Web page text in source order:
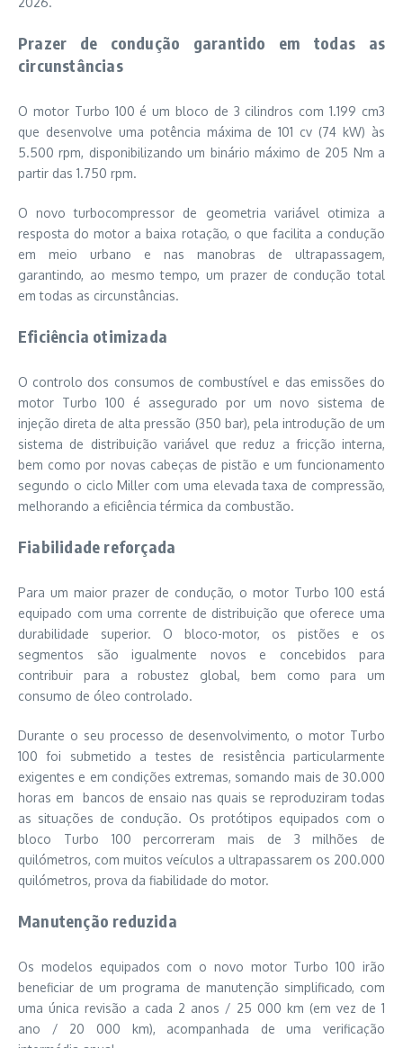
Prazer de condução garantido em todas as
circunstâncias
O motor Turbo 100 é um bloco de 3 cilindros com 1.199 cm3
que desenvolve uma potência máxima de 101 cv (74 kW) às
5.500 rpm, disponibilizando um binário máximo de 205 Nm a
partir das 1.750 rpm.
O novo turbocompressor de geometria variável otimiza a
resposta do motor a baixa rotação, o que facilita a condução
em meio urbano e nas manobras de ultrapassagem,
garantindo, ao mesmo tempo, um prazer de condução total
em todas as circunstâncias.
Eficiência otimizada
O controlo dos consumos de combustível e das emissões do
motor Turbo 100 é assegurado por um novo sistema de
injeção direta de alta pressão (350 bar), pela introdução de um
sistema de distribuição variável que reduz a fricção interna,
bem como por novas cabeças de pistão e um funcionamento
segundo o ciclo Miller com uma elevada taxa de compressão,
melhorando a eficiência térmica da combustão.
Fiabilidade reforçada
Para um maior prazer de condução, o motor Turbo 100 está
equipado com uma corrente de distribuição que oferece uma
durabilidade superior. O bloco-motor, os pistões e os
segmentos são igualmente novos e concebidos para
contribuir para a robustez global, bem como para um
consumo de óleo controlado.
Durante o seu processo de desenvolvimento, o motor Turbo
100 foi submetido a testes de resistência particularmente
exigentes e em condições extremas, somando mais de 30.000
horas em bancos de ensaio nas quais se reproduziram todas
as situações de condução. Os protótipos equipados com o
bloco Turbo 100 percorreram mais de 3 milhões de
quilómetros, com muitos veículos a ultrapassarem os 200.000
quilómetros, prova da fiabilidade do motor.
Manutenção reduzida
Os modelos equipados com o novo motor Turbo 100 irão
beneficiar de um programa de manutenção simplificado, com
uma única revisão a cada 2 anos / 25 000 km (em vez de 1
ano / 20 000 km), acompanhada de uma verificação